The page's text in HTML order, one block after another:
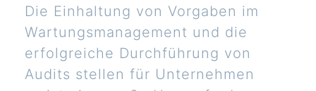
Die Einhaltung von Vorgaben im
Wartungsmanagement und die
erfolgreiche Durchführung von
Audits stellen für Unternehmen